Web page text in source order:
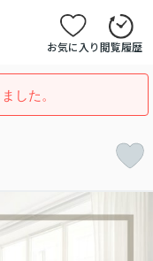
お気に入り閲覧履歴
した。